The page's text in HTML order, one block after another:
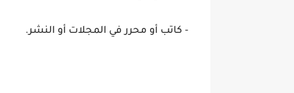
- كاتب أو محرر في المجلات أو النشر.